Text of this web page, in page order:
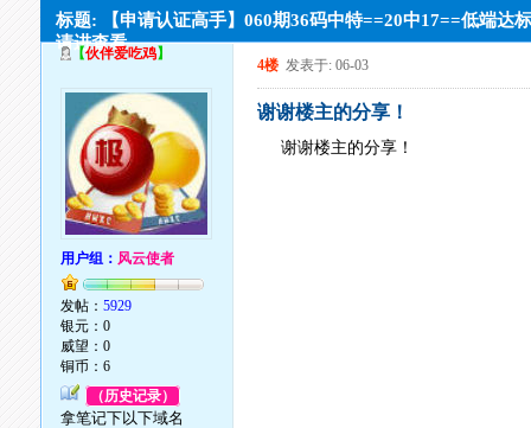
标题: 【申请认证高手】060期36码中特==20中17==低端达
请进查看。
【伙伴爱吃鸡】
用户组： 风云使者
发帖：5929
银元：0
威望：0
铜币：6
（历史记录）
拿笔记下以下域名
4楼 发表于: 06-03
谢谢楼主的分享！
谢谢楼主的分享！